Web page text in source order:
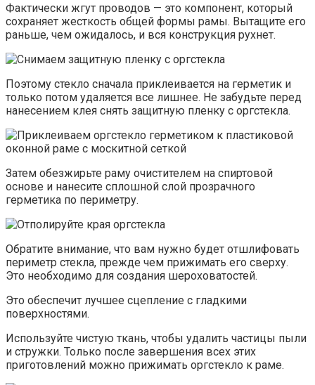
Фактически жгут проводов — это компонент, который
сохраняет жесткость общей формы рамы. Вытащите его
раньше, чем ожидалось, и вся конструкция рухнет.
Поэтому стекло сначала приклеивается на герметик и
только потом удаляется все лишнее. Не забудьте перед
нанесением клея снять защитную пленку с оргстекла.
Затем обезжирьте раму очистителем на спиртовой
основе и нанесите сплошной слой прозрачного
герметика по периметру.
Обратите внимание, что вам нужно будет отшлифовать
периметр стекла, прежде чем прижимать его сверху.
Это необходимо для создания шероховатостей.
Это обеспечит лучшее сцепление с гладкими
поверхностями.
Используйте чистую ткань, чтобы удалить частицы пыли
и стружки. Только после завершения всех этих
приготовлений можно прижимать оргстекло к раме.